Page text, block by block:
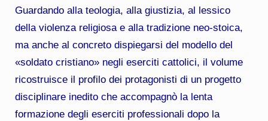
Guardando alla teologia, alla giustizia, al lessico
della violenza religiosa e alla tradizione neo-stoica,
ma anche al concreto dispiegarsi del modello del
«soldato cristiano» negli eserciti cattolici, il volume
ricostruisce il profilo dei protagonisti di un progetto
disciplinare inedito che accompagnò la lenta
formazione degli eserciti professionali dopo la